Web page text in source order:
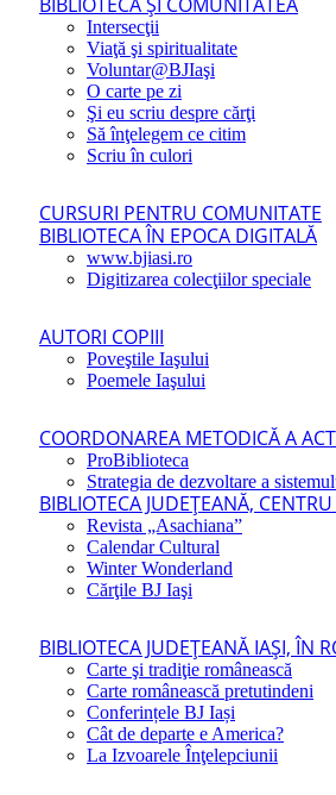
Intersecţii
Viaţă şi spiritualitate
Voluntar@BJIaşi
O carte pe zi
Şi eu scriu despre cărţi
Să înţelegem ce citim
Scriu în culori
CURSURI PENTRU COMUNITATE
BIBLIOTECA ÎN EPOCA DIGITALĂ
www.bjiasi.ro
Digitizarea colecţiilor speciale
AUTORI COPIII
Poveştile Iaşului
Poemele Iaşului
COORDONAREA METODICĂ A
ProBiblioteca
Strategia de dezvoltare a
BIBLIOTECA JUDEŢEANĂ,
Revista „Asachiana”
Calendar Cultural
Winter Wonderland
Cărţile BJ Iaşi
BIBLIOTECA JUDEŢEANĂ IAŞI, ÎN
Carte şi tradiţie românească
Carte românească pretutindeni
Conferințele BJ Iași
Cât de departe e America?
La Izvoarele Înţelepciunii